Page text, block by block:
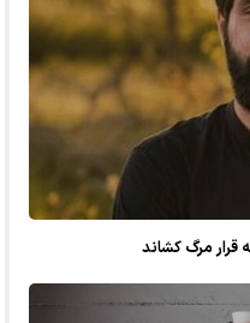
قرار مرگ کشاند